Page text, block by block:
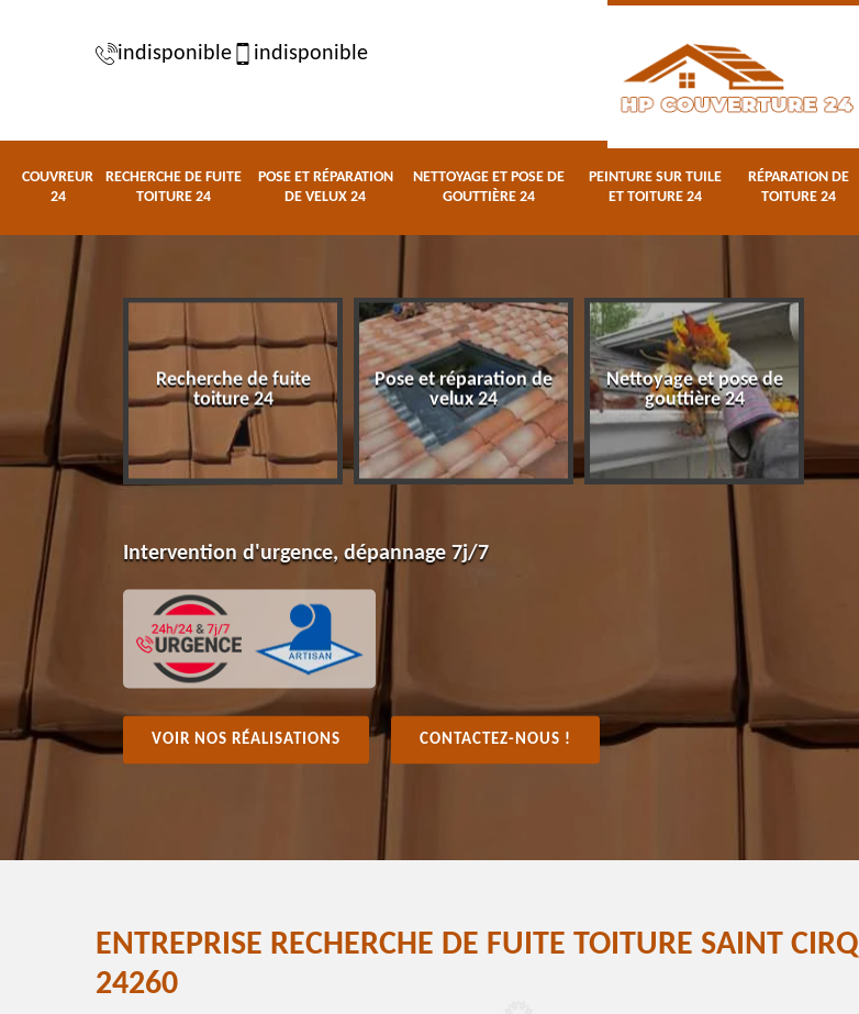
indisponible indisponible
COUVREUR
24
RECHERCHE DE FUITE
TOITURE 24
POSE ET RÉPARATION
DE VELUX 24
NETTOYAGE ET POSE DE
GOUTTIÈRE 24
PEINTURE SUR TUILE
ET TOITURE 24
RÉPARATION DE
TOITURE 24
Recherche de fuite
toiture 24
Pose et réparation de
velux 24
Nettoyage et pose de
gouttière 24
Intervention d'urgence, dépannage 7j/7
VOIR NOS RÉALISATIONS CONTACTEZ-NOUS !
ENTREPRISE RECHERCHE DE FUITE TOITURE SAINT CIRQ
24260